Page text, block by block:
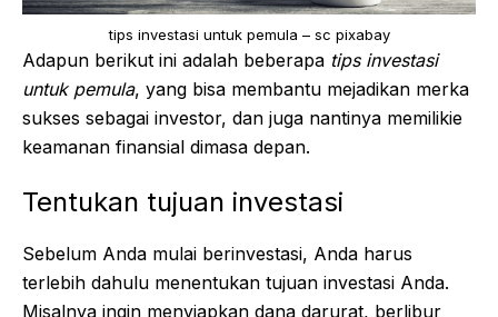
tips investasi untuk pemula – sc pixabay
Adapun berikut ini adalah beberapa tips investasi
untuk pemula, yang bisa membantu mejadikan merka
sukses sebagai investor, dan juga nantinya memilikie
keamanan finansial dimasa depan.
Tentukan tujuan investasi
Sebelum Anda mulai berinvestasi, Anda harus
terlebih dahulu menentukan tujuan investasi Anda.
Misalnya ingin menyiapkan dana darurat, berlibur